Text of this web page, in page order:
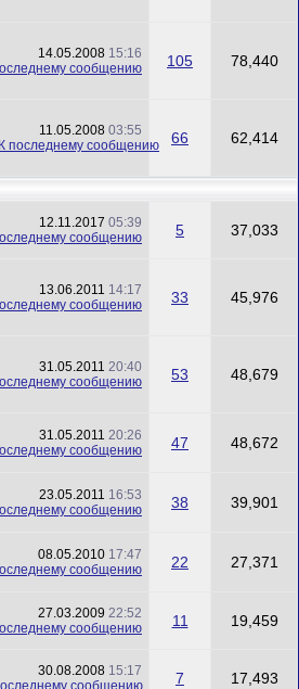
14.05.2008 15:16
105 78,440
11.05.2008 03:55
66 62,414
12.11.2017 05:39
5 37,033
13.06.2011 14:17
33 45,976
31.05.2011 20:40
53 48,679
31.05.2011 20:26
47 48,672
23.05.2011 16:53
38 39,901
08.05.2010 17:47
22 27,371
27.03.2009 22:52
11 19,459
30.08.2008 15:17
7 17,493